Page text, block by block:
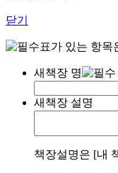
닫기
표가 있는 항목
새책장 명
새책장 설명
책장설명은 [내